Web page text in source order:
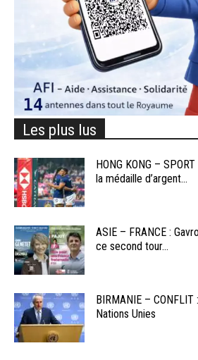
Les plus lus
HONG KONG –
la médaille d’argent...
ASIE – FRANCE :
ce second tour...
BIRMANIE –
Nations Unies